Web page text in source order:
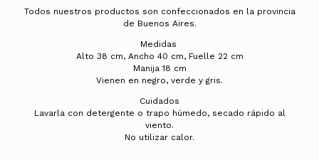
Todos nuestros productos son confeccionados en la provincia
de Buenos Aires.
Medidas
Alto 38 cm, Ancho 40 cm, Fuelle 22 cm
Manija 18 cm
Vienen en negro, verde y gris.
Cuidados
Lavarla con detergente o trapo húmedo, secado rápido al
viento.
No utilizar calor.